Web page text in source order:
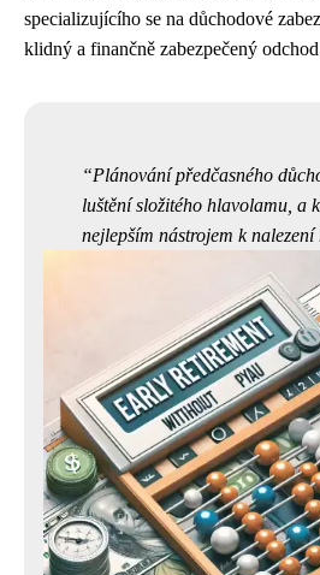
specializujícího se na důchodové
klidný a finančně zabezpečený
Plánování předčasného
luštění složitého hlavolamu, a
nejlepším nástrojem k nalezení